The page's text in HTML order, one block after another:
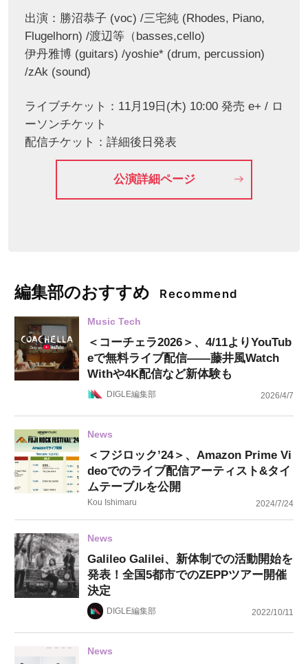
出演：勝沼恭子 (voc) /三宅純 (Rhodes, Piano,
Flugelhorn) /渡辺等（basses,cello)
伊丹雅博 (guitars) /yoshie* (drum, percussion)
/zAk (sound)
ライブチケット：11月19日(木) 10:00 発売 e+ / ロ
ーソンチケット
配信チケット：詳細後日発表
公演詳細ページ
編集部のおすすめ Recommend
Music Tech
＜コーチェラ2026＞、4/11よりYouTub
eで無料ライブ配信——藤井風Watch
Withや4K配信など新体験も
DIGLE編集部 2026/4/7
News
＜フジロック’24＞、Amazon Prime Vi
deoでのライブ配信アーティスト&タイ
ムテーブルを公開
Kou Ishimaru 2024/7/24
News
Galileo Galilei、新体制での活動開始を
発表！全国5都市でのZEPPツアー開催
決定
DIGLE編集部 2022/10/11
News